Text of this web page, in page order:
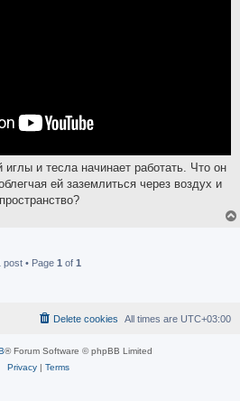
иглы и тесла начинает работать. Что он
ей заземлиться через воздух и
post • Page 1 of 1
All times are UTC+03:00
Delete cookies
® Forum Software © phpBB Limited
Privacy| Terms